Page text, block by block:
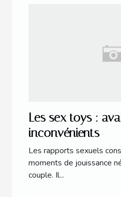
Les sex toys :
inconvénients
Les rapports sexuels
moments de jouissance
couple. Il...